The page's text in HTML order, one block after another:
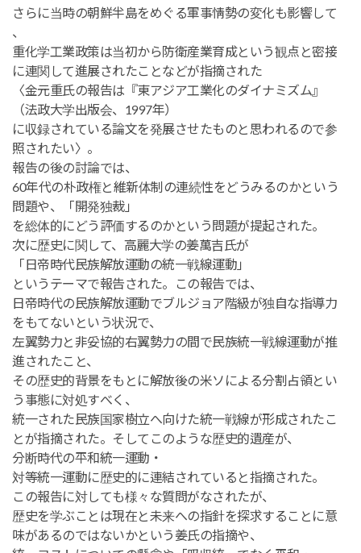
さらに当時の朝鮮半島をめぐる軍事情勢の変化も影響して
、
重化学工業政策は当初から防衛産業育成という観点と密接
に連関して進展されたことなどが指摘された
〈金元重氏の報告は『東アジア工業化のダイナミズム』
（法政大学出版会、1997年）
に収録されている論文を発展させたものと思われるので参
照されたい〉。
報告の後の討論では、
60年代の朴政権と維新体制の連続性をどうみるのかという
問題や、「開発独裁」
を総体的にどう評価するのかという問題が提起された。
次に歴史に関して、高麗大学の姜萬吉氏が
「日帝時代民族解放運動の統一戦線運動」
というテーマで報告された。この報告では、
日帝時代の民族解放運動でブルジョア階級が独自な指導力
をもてないという状況で、
左翼勢力と非妥協的右翼勢力の間で民族統一戦線運動が推
進されたこと、
その歴史的背景をもとに解放後の米ソによる分割占領とい
う事態に対処すべく、
統一された民族国家樹立へ向けた統一戦線が形成されたこ
とが指摘された。そしてこのような歴史的遺産が、
分断時代の平和統一運動・
対等統一運動に歴史的に連結されていると指摘された。
この報告に対しても様々な質問がなされたが、
歴史を学ぶことは現在と未来への指針を探求することに意
味があるのではないかという姜氏の指摘や、